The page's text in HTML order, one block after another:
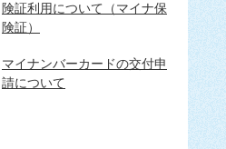
険証利用について（マイナ保
険証）
マイナンバーカードの交付申
請について